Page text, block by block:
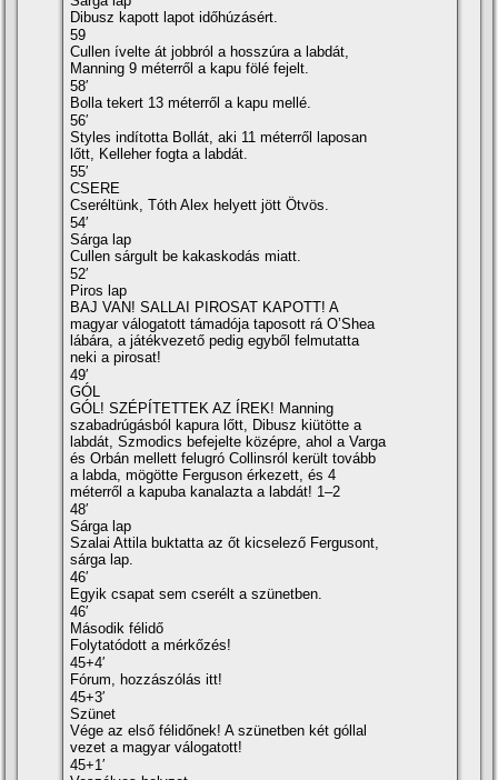
Dibusz kapott lapot időhúzásért.
59
Cullen ívelte át jobbról a hosszúra a labdát,
Manning 9 méterről a kapu fölé fejelt.
58′
Bolla tekert 13 méterről a kapu mellé.
56′
Styles indította Bollát, aki 11 méterről laposan
lőtt, Kelleher fogta a labdát.
55′
CSERE
Cseréltünk, Tóth Alex helyett jött Ötvös.
54′
Sárga lap
Cullen sárgult be kakaskodás miatt.
52′
Piros lap
BAJ VAN! SALLAI PIROSAT KAPOTT! A
magyar válogatott támadója taposott rá O’Shea
lábára, a játékvezető pedig egyből felmutatta
neki a pirosat!
49′
GÓL
GÓL! SZÉPÍTETTEK AZ ÍREK! Manning
szabadrúgásból kapura lőtt, Dibusz kiütötte a
labdát, Szmodics befejelte középre, ahol a Varga
és Orbán mellett felugró Collinsról került tovább
a labda, mögötte Ferguson érkezett, és 4
méterről a kapuba kanalazta a labdát! 1–2
48′
Sárga lap
Szalai Attila buktatta az őt kicselező Fergusont,
sárga lap.
46′
Egyik csapat sem cserélt a szünetben.
46′
Második félidő
Folytatódott a mérkőzés!
45+4′
Fórum, hozzászólás itt!
45+3′
Szünet
Vége az első félidőnek! A szünetben két góllal
vezet a magyar válogatott!
45+1′